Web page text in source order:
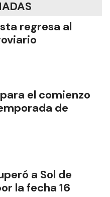
regresa al
el comienzo
de
a Sol de
la fecha 16